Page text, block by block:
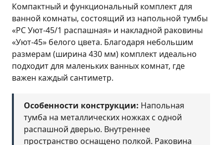
Компактный и функциональный комплект для
ванной комнаты, состоящий из напольной тумбы
«РС Уют-45/1 распашная» и накладной раковины
«Уют-45» белого цвета. Благодаря небольшим
размерам (ширина 430 мм) комплект идеально
подходит для маленьких ванных комнат, где
важен каждый сантиметр.
Особенности конструкции: Напольная
тумба на металлических ножках с одной
распашной дверью. Внутреннее
пространство оснащено полкой. Раковина